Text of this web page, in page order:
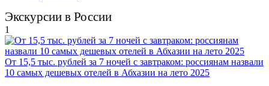
Экскурсии в России
1
От 15,5 тыс. рублей за 7 ночей с завтраком: россиянам назвали
10 самых дешевых отелей в Абхазии на лето 2025